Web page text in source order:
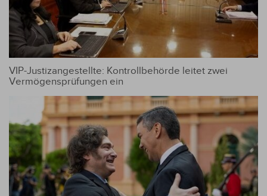
VIP-Justizangestellte: Kontrollbehörde leitet zwei
Vermögensprüfungen ein